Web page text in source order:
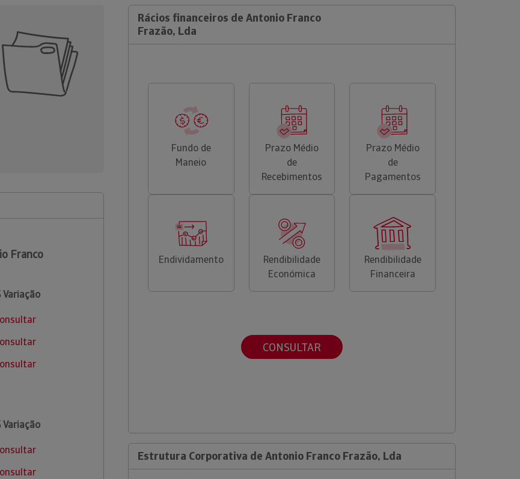
Franco
Variação
Variação
Rácios financeiros de Antonio Franco
Frazão, Lda
Fundo de
Maneio
Prazo Médio
de
Recebimentos
Prazo Médio
de
Pagamentos
Endividamento
Rendibilidade
Económica
Rendibilidade
Financeira
CONSULTAR
Estrutura Corporativa de Antonio Franco Frazão, Lda